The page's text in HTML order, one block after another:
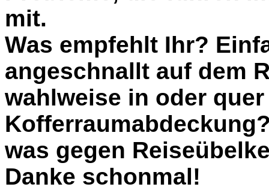
mit.
Was empfehlt Ihr?
angeschnallt auf dem
wahlweise in oder
was gegen
Danke schonmal!